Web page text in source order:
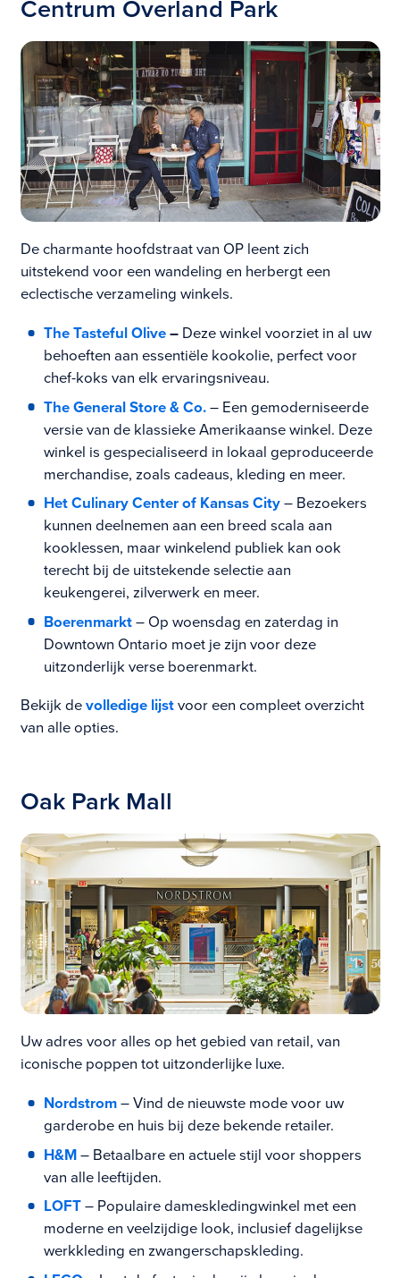
Centrum Overland Park
De charmante hoofdstraat van OP leent zich
uitstekend voor een wandeling en herbergt een
eclectische verzameling winkels.
The Tasteful Olive–Deze winkel voorziet in al uw
behoeften aan essentiële kookolie, perfect voor
chef-koks van elk ervaringsniveau.
The General Store & Co.– Een gemoderniseerde
versie van de klassieke Amerikaanse winkel. Deze
winkel is gespecialiseerd in lokaal geproduceerde
merchandise, zoals cadeaus, kleding en meer.
Het Culinary Center of Kansas City– Bezoekers
kunnen deelnemen aan een breed scala aan
kooklessen, maar winkelend publiek kan ook
terecht bij de uitstekende selectie aan
keukengerei, zilverwerk en meer.
Boerenmarkt– Op woensdag en zaterdag in
Downtown Ontario moet je zijn voor deze
uitzonderlijk verse boerenmarkt.
Bekijk devolledige lijstvoor een compleet overzicht
van alle opties.
Oak Park Mall
Uw adres voor alles op het gebied van retail, van
iconische poppen tot uitzonderlijke luxe.
Nordstrom– Vind de nieuwste mode voor uw
garderobe en huis bij deze bekende retailer.
H&M– Betaalbare en actuele stijl voor shoppers
van alle leeftijden.
LOFT– Populaire dameskledingwinkel met een
moderne en veelzijdige look, inclusief dagelijkse
werkkleding en zwangerschapskleding.